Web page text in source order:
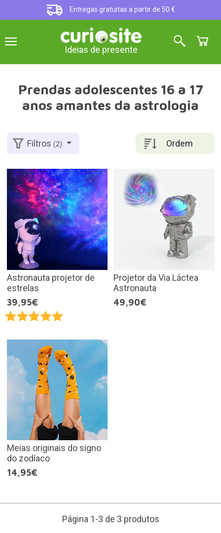
Entregas gratuitas a partir de 50 €
Ideias de presente
Prendas adolescentes 16 a 17
anos amantes da astrologia
Ordem
Filtros(2)
Astronauta projetor de
estrelas
39,95€
Projetor da Via Láctea
Astronauta
49,90€
Meias originais do signo
do zodíaco
14,95€
Página 1-3 de 3 produtos